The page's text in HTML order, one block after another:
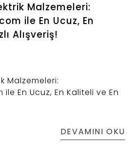
Malzemeleri:
ile En Ucuz, En
Alışveriş!
Malzemeleri:
En Ucuz, En Kaliteli ve En
DEVAMINI OKU